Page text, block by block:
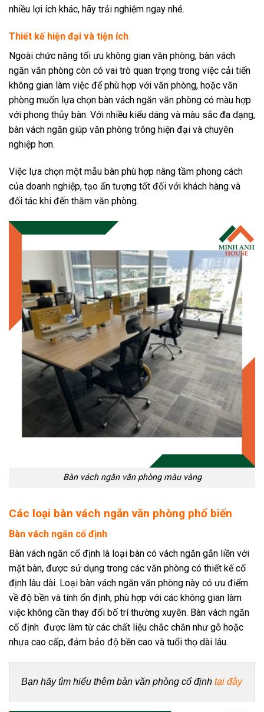
nhiều lợi ích khác, hãy trải nghiệm ngay nhé.
Thiết kế hiện đại và tiện ích
Ngoài chức năng tối ưu không gian văn phòng, bàn vách
ngăn văn phòng còn có vai trò quan trọng trong việc cải tiến
không gian làm việc để phù hợp với văn phòng, hoặc văn
phòng muốn lựa chọn bàn vách ngăn văn phòng có màu hợp
với phong thủy bàn. Với nhiều kiểu dáng và màu sắc đa dạng,
bàn vách ngăn giúp văn phòng trông hiện đại và chuyên
nghiệp hơn.
Việc lựa chọn một mẫu bàn phù hợp nâng tầm phong cách
của doanh nghiệp, tạo ấn tượng tốt đối với khách hàng và
đối tác khi đến thăm văn phòng.
Bàn vách ngăn văn phòng màu vàng
Các loại bàn vách ngăn văn phòng phổ biến
Bàn vách ngăn cố định
Bàn vách ngăn cố định là loại bàn có vách ngăn gắn liền với
mặt bàn, được sử dụng trong các văn phòng có thiết kế cố
định lâu dài. Loại bàn vách ngăn văn phòng này có ưu điểm
về độ bền và tính ổn định, phù hợp với các không gian làm
việc không cần thay đổi bố trí thường xuyên. Bàn vách ngăn
cố định được làm từ các chất liệu chắc chắn như gỗ hoặc
nhựa cao cấp, đảm bảo độ bền cao và tuổi thọ dài lâu.
Bạn hãy tìm hiểu thêm bàn văn phòng cố định tại đây